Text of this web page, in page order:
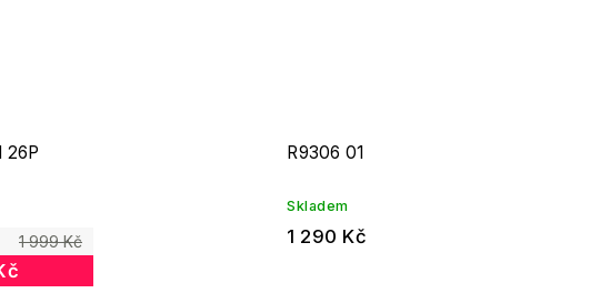
26P
1 999 Kč
R9306 01
Skladem
1 290 Kč